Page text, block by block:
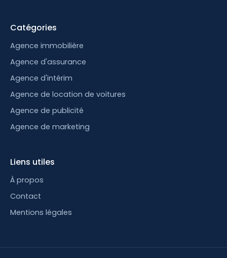
Catégories
Agence immobilière
Agence d'assurance
Agence d'intérim
Agence de location de voitures
Agence de publicité
Agence de marketing
Liens utiles
À propos
Contact
Mentions légales